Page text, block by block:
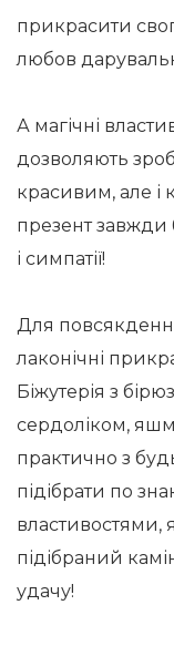
прикрасити
любов
А магічні
дозволяють
красивим, але і
презент завжди
і симпатії!
Для
лаконічні
Біжутерія з
сердоліком,
практично з
підібрати по
властивостями,
підібраний
удачу!